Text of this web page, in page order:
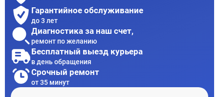
Гарантийное обслуживание
до 3 лет
Диагностика за наш счет,
ремонт по желанию
Бесплатный выезд курьера
в день обращения
Срочный ремонт
от 35 минут